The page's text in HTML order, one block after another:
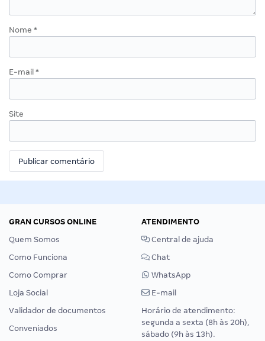
Nome *
E-mail *
Site
GRAN CURSOS ONLINE
Quem Somos
Como Funciona
Como Comprar
Loja Social
Validador de documentos
Conveniados
ATENDIMENTO
Central de ajuda
Chat
WhatsApp
E-mail
Horário de atendimento:
segunda a sexta (8h às 20h),
sábado (9h às 13h).